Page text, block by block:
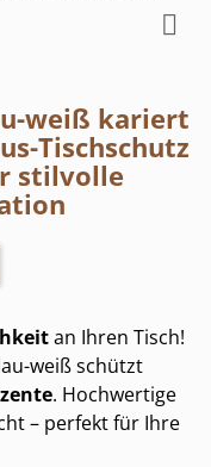
weiß kariert
Tischschutz
stilvolle
an Ihren Tisch!
weiß schützt
. Hochwertige
– perfekt für Ihre